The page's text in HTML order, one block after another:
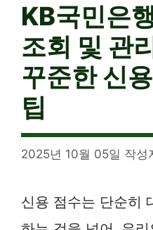
KB국민은
조회 및 관
꾸준한 신
팁
2025년 10월 05일 작성
신용 점수는 단순히